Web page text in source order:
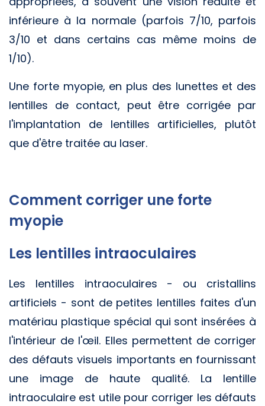
inférieure à la normale (parfois 7/10, parfois
3/10 et dans certains cas même moins de
1/10).
Une forte myopie, en plus des lunettes et des
lentilles de contact, peut être corrigée par
l'implantation de lentilles artificielles, plutôt
que d'être traitée au laser.
Comment corriger une forte
myopie
Les lentilles intraoculaires
Les lentilles intraoculaires - ou cristallins
artificiels - sont de petites lentilles faites d'un
matériau plastique spécial qui sont insérées à
l'intérieur de l'œil. Elles permettent de corriger
des défauts visuels importants en fournissant
une image de haute qualité. La lentille
intraoculaire est utile pour corriger les défauts